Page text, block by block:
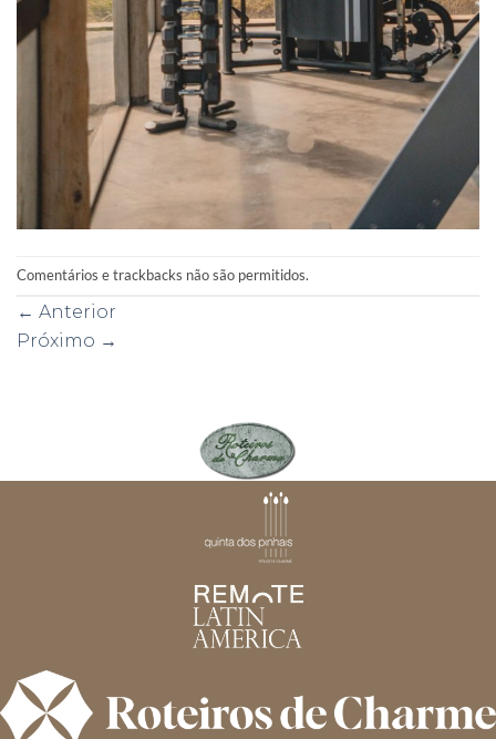
Comentários e trackbacks não são permitidos.
← Anterior
Próximo →